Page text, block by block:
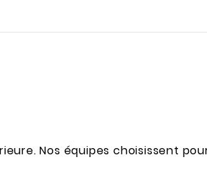
Nos équipes choisissent